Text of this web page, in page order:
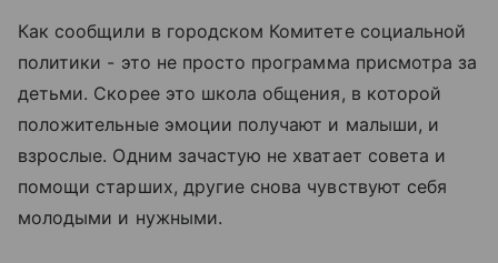
Как сообщили в городском Комитете социальной
политики - это не просто программа присмотра за
детьми. Скорее это школа общения, в которой
положительные эмоции получают и малыши, и
взрослые. Одним зачастую не хватает совета и
помощи старших, другие снова чувствуют себя
молодыми и нужными.